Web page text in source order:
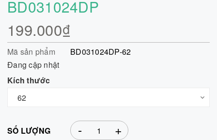
BD031024DP
199.000₫
Mã sản phẩm
BD031024DP-62
Đang cập nhật
Kích thước
SỐ LƯỢNG +
-